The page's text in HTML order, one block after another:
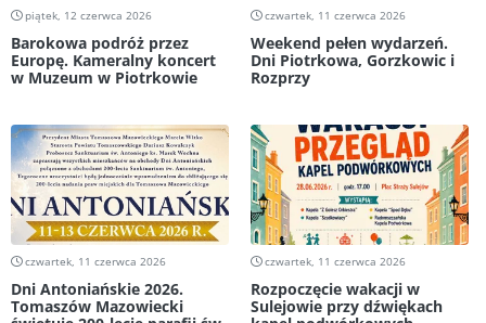
piątek, 12 czerwca 2026
Barokowa podróż przez
Europę. Kameralny koncert
w Muzeum w Piotrkowie
czwartek, 11 czerwca 2026
Weekend pełen wydarzeń.
Dni Piotrkowa, Gorzkowic i
Rozprzy
czwartek, 11 czerwca 2026
Dni Antoniańskie 2026.
Tomaszów Mazowiecki
czwartek, 11 czerwca 2026
Rozpoczęcie wakacji w
Sulejowie przy dźwiękach